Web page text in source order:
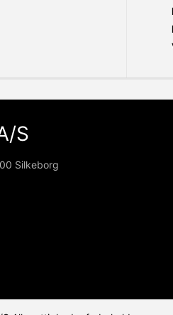
S
Silkeborg